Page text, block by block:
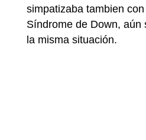
simpatizaba tambien
Síndrome de Down,
la misma situación.